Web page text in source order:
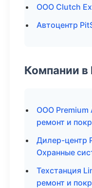
ООО Clutch
Автоцентр
Компании
ООО Premium
ремонт и
Дилер-центр
Охранные
Техстанция
ремонт и